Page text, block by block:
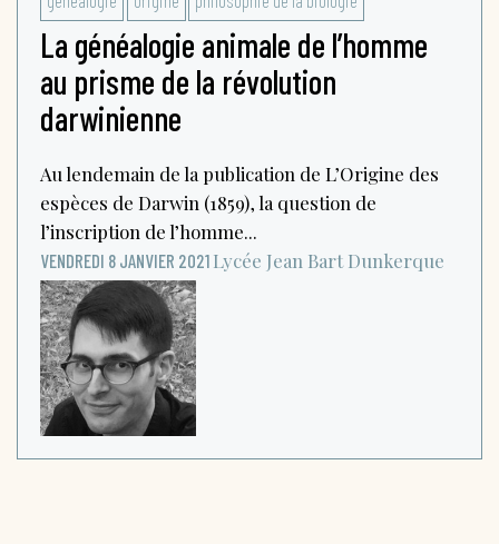
La généalogie animale de l’homme
au prisme de la révolution
darwinienne
Au lendemain de la publication de L’Origine des
espèces de Darwin (1859), la question de
l’inscription de l’homme...
VENDREDI 8 JANVIER 2021 Lycée Jean Bart Dunkerque